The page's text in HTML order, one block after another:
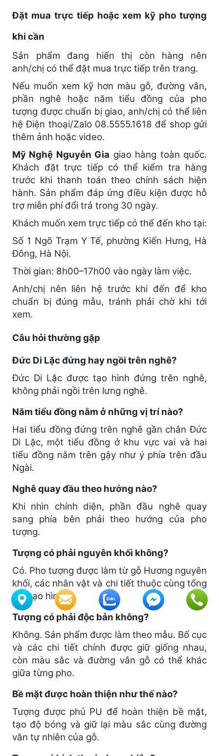
Đặt mua trực tiếp hoặc xem kỹ pho tượng
khi cần
Sản phẩm đang hiển thị còn hàng nên
anh/chị có thể đặt mua trực tiếp trên trang.
Nếu muốn xem kỹ hơn màu gỗ, đường vân,
phần nghê hoặc năm tiểu đồng của pho
tượng được chuẩn bị giao, anh/chị có thể liên
hệ Điện thoại/Zalo 08.5555.1618 để shop gửi
thêm ảnh hoặc video.
Mỹ Nghệ Nguyễn Gia giao hàng toàn quốc.
Khách đặt trực tiếp có thể kiểm tra hàng
trước khi thanh toán theo chính sách hiện
hành. Sản phẩm đáp ứng điều kiện được hỗ
trợ miễn phí đổi trả trong 30 ngày.
Khách muốn xem trực tiếp có thể đến kho tại:
Số 1 Ngõ Trạm Y Tế, phường Kiến Hưng, Hà
Đông, Hà Nội.
Thời gian: 8h00–17h00 vào ngày làm việc.
Anh/chị nên liên hệ trước khi đến để kho
chuẩn bị đúng mẫu, tránh phải chờ khi tới
xem.
Câu hỏi thường gặp
Đức Di Lặc đứng hay ngồi trên nghê?
Đức Di Lặc được tạo hình đứng trên nghê,
không phải ngồi trên lưng nghê.
Năm tiểu đồng nằm ở những vị trí nào?
Hai tiểu đồng đứng trên nghê gần chân Đức
Di Lặc, một tiểu đồng ở khu vực vai và hai
tiểu đồng nằm trên gậy như ý phía trên đầu
Ngài.
Nghê quay đầu theo hướng nào?
Khi nhìn chính diện, phần đầu nghê quay
sang phía bên phải theo hướng của pho
tượng.
Tượng có phải nguyên khối không?
Có. Pho tượng được làm từ gỗ Hương nguyên
khối, các nhân vật và chi tiết thuộc cùng tổng
thể tạo hình.
Tượng có phải độc bản không?
Không. Sản phẩm được làm theo mẫu. Bố cục
và các chi tiết chính được giữ giống nhau,
còn màu sắc và đường vân gỗ có thể khác
giữa từng pho.
Bề mặt được hoàn thiện như thế nào?
Tượng được phủ PU để hoàn thiện bề mặt,
tạo độ bóng và giữ lại màu sắc cùng đường
vân tự nhiên của gỗ.